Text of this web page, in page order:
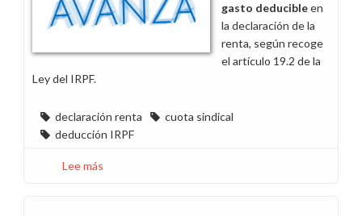
gasto deducibleen
la declaración de la
renta, según recoge
el artículo 19.2 de la
Ley del IRPF.
declaración renta
cuota sindical
deducción IRPF
Lee más